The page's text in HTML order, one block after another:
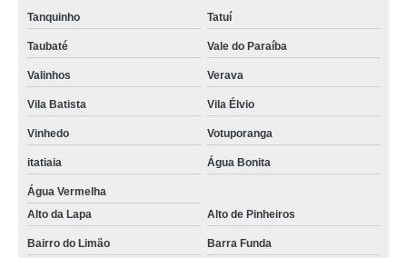
descarte de equipamentos eletrônicos valor Carapicuíba
descarte de equipamentos eletrônicos Cidade Jardim
descarte de equipamentos de dados Sacomã
orçamento de descarte de equipamentos ti Mairiporã
Tanquinho Tatuí
Taubaté Vale do Paraíba
Valinhos Verava
Vila Batista Vila Élvio
Vinhedo Votuporanga
itatiaia Água Bonita
Água Vermelha
Alto da Lapa
Alto de Pinheiros
Bairro do Limão Barra Funda